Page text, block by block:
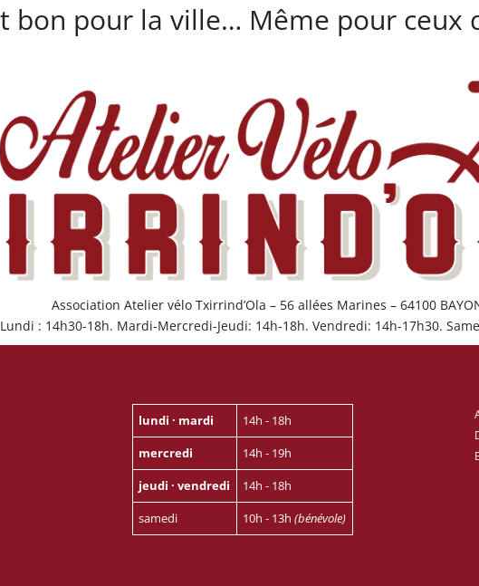
bon pour la ville… Même pour ceux
Association Atelier vélo Txirrind’Ola – 56 allées Marines – 64100
Lundi : 14h30-18h. Mardi-Mercredi-Jeudi: 14h-18h. Vendredi: 14h-17h30.
lundi · mardi
14h - 18h
mercredi
14h - 19h
jeudi · vendredi
14h - 18h
samedi
10h - 13h (bénévole)